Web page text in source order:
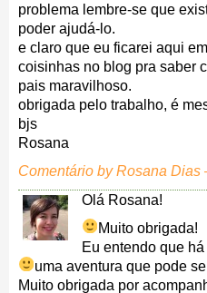
problema lembre-se que
poder ajudá-lo.
e claro que eu ficarei aqui
coisinhas no blog pra saber
pais maravilhoso.
obrigada pelo trabalho, é
bjs
Rosana
Comentário by Rosana Dias
Olá Rosana!
Muito obrigada!
Eu entendo que
uma aventura que pode
Muito obrigada por